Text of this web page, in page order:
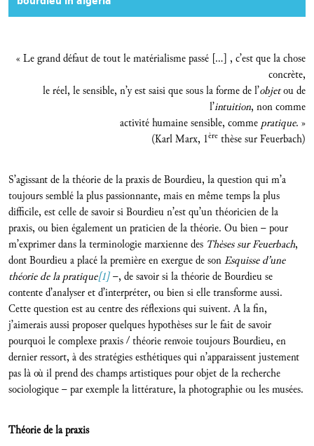
« Le grand défaut de tout le matérialisme passé […] , c’est que la chose
concrète,
le réel, le sensible, n’y est saisi que sous la forme de l’objetou de
l’intuition, non comme
activité humaine sensible, comme pratique. »
(Karl Marx, 1ère thèse sur Feuerbach)
S’agissant de la théorie de la praxis de Bourdieu, la question qui m’a
toujours semblé la plus passionnante, mais en même temps la plus
difficile, est celle de savoir si Bourdieu n’est qu’un théoricien de la
praxis, ou bien également un praticien de la théorie. Ou bien – pour
m’exprimer dans la terminologie marxienne des Thèses sur Feuerbach,
dont Bourdieu a placé la première en exergue de sonEsquisse d’une
théorie de la pratique[1]–, de savoir si la théorie de Bourdieu se
contente d’analyser et d’interpréter, ou bien si elle transforme aussi.
Cette question est au centre des réflexions qui suivent. A la fin,
j’aimerais aussi proposer quelques hypothèses sur le fait de savoir
pourquoi le complexe praxis / théorie renvoie toujours Bourdieu, en
dernier ressort, à des stratégies esthétiques qui n’apparaissent justement
pas là où il prend des champs artistiques pour objet de la recherche
sociologique – par exemple la littérature, la photographie ou les musées.
Théorie de la praxis